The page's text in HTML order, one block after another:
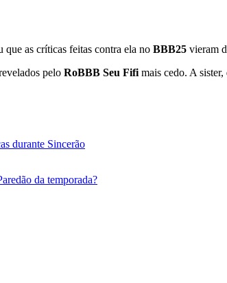
que as críticas feitas contra ela no BBB25 vieram
pelo RoBBB Seu Fifi mais cedo. A
durante Sincerão
da temporada?